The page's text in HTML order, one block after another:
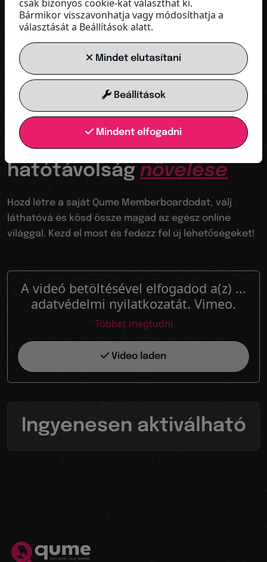
MOST INDULJON
Az ugródeszkád a digitális világba
Láthatóvá válik a
hatótávolság növelése
Hozd létre a saját Qume Memberboardodat, válj
láthatóvá és kösd össze magad az egész online
világgal. Kezd el most és fedezz fel új lehetőségeket!
A videó betöltésével elfogadod a(z) ...
adatvédelmi nyilatkozatát. Vimeo.
Többet megtudni
Video laden
Ingyenesen aktiválható
csak bizonyos cookie-kat választhat ki.
Bármikor visszavonhatja vagy módosíthatja a
választását a Beállítások alatt.
Mindet elutasítani
Beállítások
Mindent elfogadni